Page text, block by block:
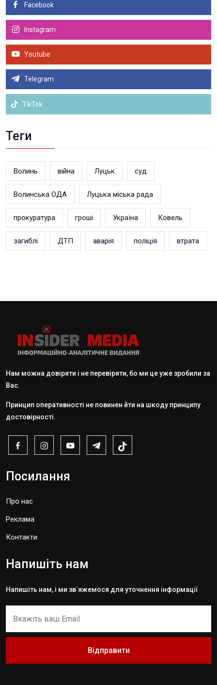
Facebook
Instagram
Youtube
Telegram
TikTok
Теги
Волинь війна Луцьк суд
Волинська ОДА Луцька міська рада
прокуратура гроші Україна Ковель
загиблі ДТП аварія поліція втрата
Нам можна довіряти і не перевіряти, бо ми це уже зробили за
Вас.
Принцип оперативності не повинен йти на шкоду принципу
достовірності.
Посилання
Про нас
Реклама
Контакти
Напишіть нам
Напишіть нам, і ми зв`яжемося для уточнення інформації
Відправити